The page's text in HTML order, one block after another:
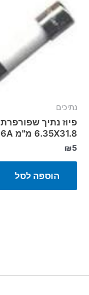
נתיכים
פיוז נתיך שפורפרת
6.35X31.8 מ"מ 6A
₪5
הוספה לסל